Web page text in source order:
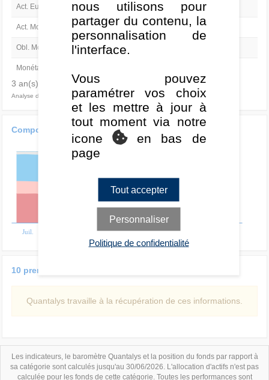
Act. Europe 40,6%
Act. Monde ex Europe 24,6%
Obl. Monde
Monétaire
3 an(s) - R² = 90,3
Analyse de style au : 30/06/2026
Composition glissante 3 ans
Juil. Juil.
10 premières lignes du portefeuille
Quantalys travaille à la récupération de ces informations.
Les indicateurs, le baromètre Quantalys et la position du fonds par rapport à
sa catégorie sont calculés jusqu'au 30/06/2026. L'allocation d'actifs n'est pas
calculée pour les fonds de cette catégorie. Toutes les performances sont
nous utilisons pour
partager du contenu, la
personnalisation de
l'interface.
Vous pouvez
paramétrer vos choix
et les mettre à jour à
tout moment via notre
icone
en bas de
page
Tout accepter
Personnaliser
Politique de confidentialité